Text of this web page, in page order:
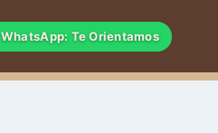
WhatsApp: Te Orientamos